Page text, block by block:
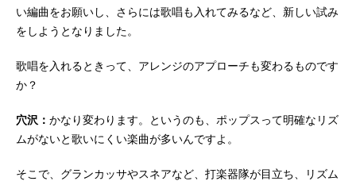
い編曲をお願いし、さらには歌唱も入れてみるなど、新しい試み
をしようとなりました。
歌唱を入れるときって、アレンジのアプローチも変わるものです
か？
穴沢： かなり変わります。というのも、ポップスって明確なリズ
ムがないと歌いにくい楽曲が多いんですよ。
そこで、グランカッサやスネアなど、打楽器隊が目立ち、リズム